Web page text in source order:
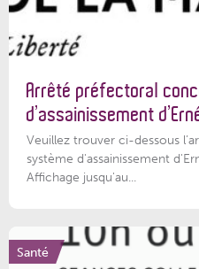
Arrêté préfectoral
d’assainissement
Veuillez trouver ci-dessous
système d'assainissement
Affichage jusqu'au...
Santé